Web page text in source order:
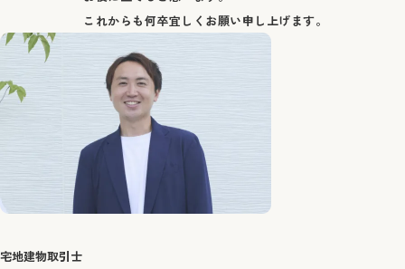
これからも何卒宜しくお願い申し上げます。
宅地建物取引士